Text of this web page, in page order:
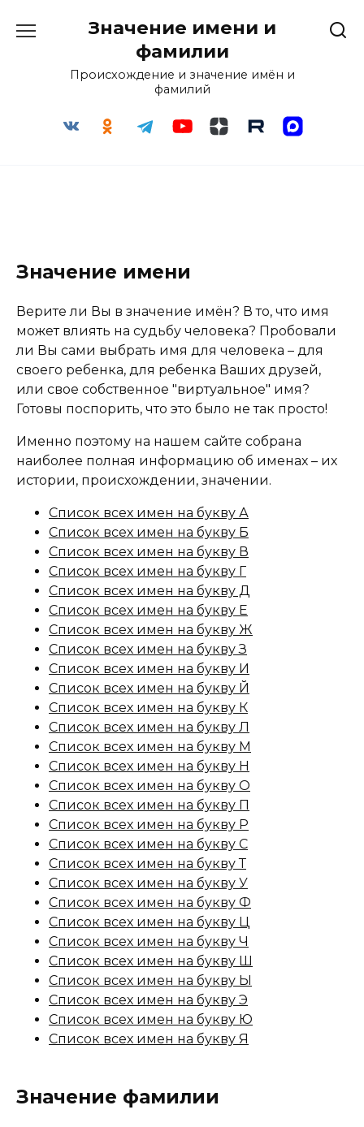
Значение имени и
фамилии
Происхождение и значение имён и
фамилий
Значение имени
Верите ли Вы в значение имён? В то, что имя
может влиять на судьбу человека? Пробовали
ли Вы сами выбрать имя для человека – для
своего ребенка, для ребенка Ваших друзей,
или свое собственное "виртуальное" имя?
Готовы поспорить, что это было не так просто!
Именно поэтому на нашем сайте собрана
наиболее полная информацию об именах – их
истории, происхождении, значении.
Список всех имен на букву А
Список всех имен на букву Б
Список всех имен на букву В
Список всех имен на букву Г
Список всех имен на букву Д
Список всех имен на букву Е
Список всех имен на букву Ж
Список всех имен на букву З
Список всех имен на букву И
Список всех имен на букву Й
Список всех имен на букву К
Список всех имен на букву Л
Список всех имен на букву М
Список всех имен на букву Н
Список всех имен на букву О
Список всех имен на букву П
Список всех имен на букву Р
Список всех имен на букву С
Список всех имен на букву Т
Список всех имен на букву У
Список всех имен на букву Ф
Список всех имен на букву Ц
Список всех имен на букву Ч
Список всех имен на букву Ш
Список всех имен на букву Ы
Список всех имен на букву Э
Список всех имен на букву Ю
Список всех имен на букву Я
Значение фамилии